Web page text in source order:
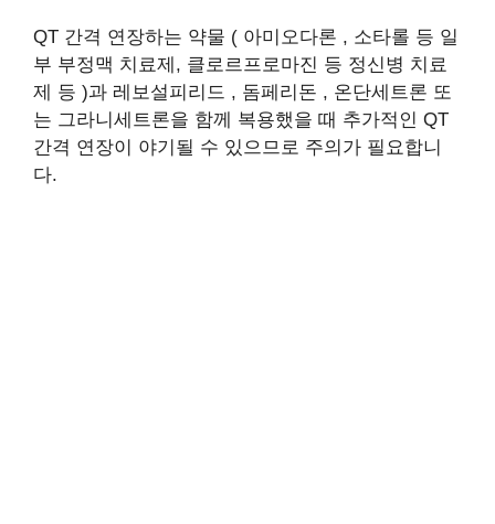
QT 간격 연장하는 약물 ( 아미오다론 , 소타롤 등 일
부 부정맥 치료제, 클로르프로마진 등 정신병 치료
제 등 )과 레보설피리드 , 돔페리돈 , 온단세트론 또
는 그라니세트론을 함께 복용했을 때 추가적인 QT
간격 연장이 야기될 수 있으므로 주의가 필요합니
다.